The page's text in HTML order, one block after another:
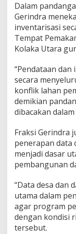
Dalam
Gerindra
inventarisasi
Tempat
Kolaka Utara
“Pendataan
secara
konflik lahan
demikian
dibacakan
Fraksi Gerindra
penerapan data
menjadi dasar
pembangunan
“Data desa dan
utama dalam
agar program
dengan kondisi
tersebut.